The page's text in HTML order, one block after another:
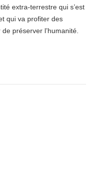
extra-terrestre qui s’est
qui va profiter des
préserver l’humanité.